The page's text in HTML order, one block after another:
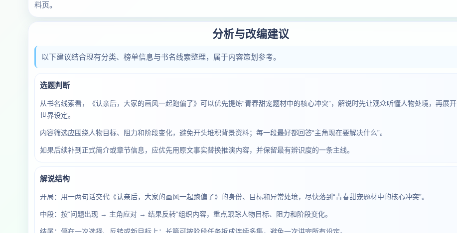
料页。
分析与改编建议
以下建议结合现有分类、榜单信息与书名线索整理，属于内容策划参考。
选题判断
从书名线索看，《认亲后，大家的画风一起跑偏了》可以优先提炼“青春甜宠题材中的核心冲突”，解说时先让观众听懂人物处境，再展开
世界设定。
内容筛选应围绕人物目标、阻力和阶段变化，避免开头堆积背景资料；每一段最好都回答“主角现在要解决什么”。
如果后续补到正式简介或章节信息，应优先用原文事实替换推演内容，并保留最有辨识度的一条主线。
解说结构
开局：用一两句话交代《认亲后，大家的画风一起跑偏了》的身份、目标和异常处境，尽快落到“青春甜宠题材中的核心冲突”。
中段：按“问题出现 → 主角应对 → 结果反转”组织内容，重点跟踪人物目标、阻力和阶段变化。